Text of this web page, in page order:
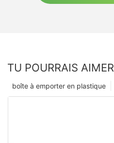
TU POURRAIS AIMER
boîte à emporter en plastique